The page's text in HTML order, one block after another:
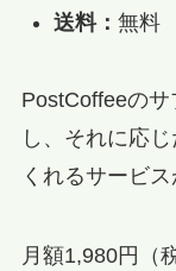
送料： 無料
PostCoffeeの
し、それに応
くれるサービス
月額1,980円（